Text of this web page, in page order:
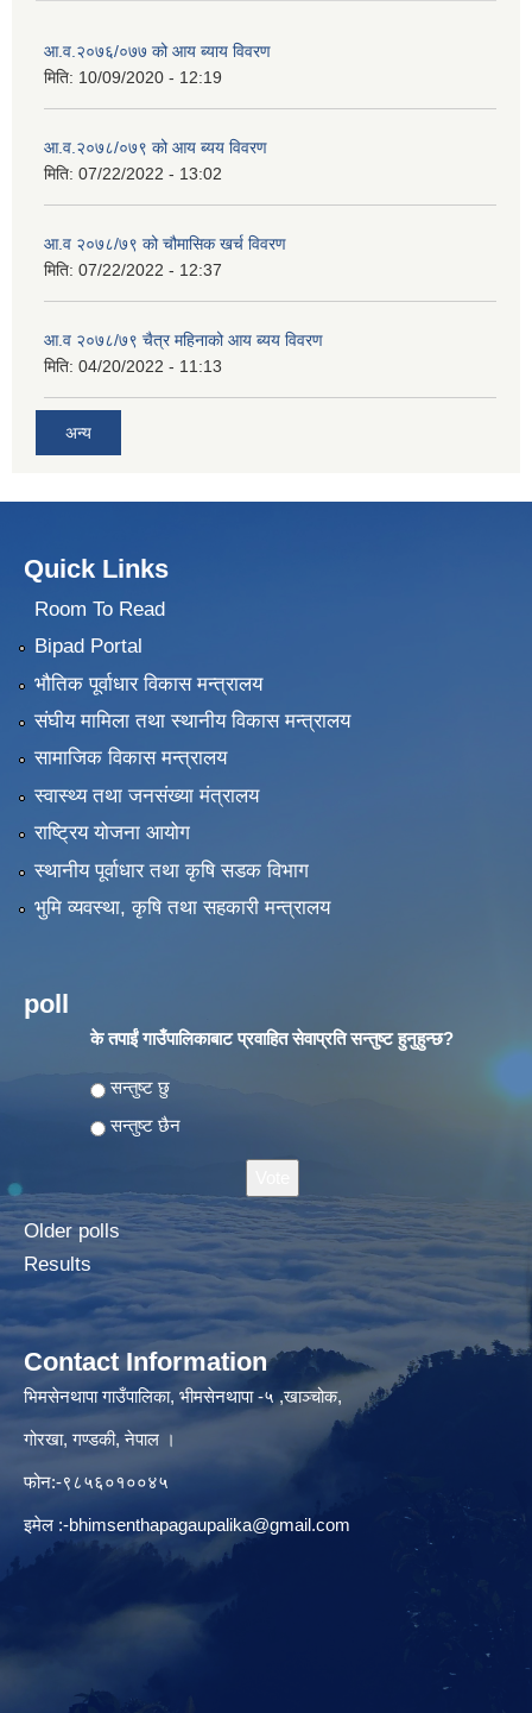
आ.व.२०७६/०७७ को आय ब्याय विवरण
मिति: 10/09/2020 - 12:19
आ.व.२०७८/०७९ को आय ब्यय विवरण
मिति: 07/22/2022 - 13:02
आ.व २०७८/७९ को चौमासिक खर्च विवरण
मिति: 07/22/2022 - 12:37
आ.व २०७८/७९ चैत्र महिनाको आय ब्यय विवरण
मिति: 04/20/2022 - 11:13
अन्य
Quick Links
Room To Read
Bipad Portal
भौतिक पूर्वाधार विकास मन्त्रालय
संघीय मामिला तथा स्थानीय विकास मन्त्रालय
सामाजिक विकास मन्त्रालय
स्वास्थ्य तथा जनसंख्या मंत्रालय
राष्ट्रिय योजना आयोग
स्थानीय पूर्वाधार तथा कृषि सडक विभाग
भुमि व्यवस्था, कृषि तथा सहकारी मन्त्रालय
poll
के तपाईं गाउँपालिकाबाट प्रवाहित सेवाप्रति सन्तुष्ट हुनुहुन्छ?
Choices
सन्तुष्ट छु
सन्तुष्ट छैन
Older polls
Results
Contact Information
भिमसेनथापा गाउँपालिका, भीमसेनथापा -५ ,खाञ्चोक,
गोरखा, गण्डकी, नेपाल ।
फोन:-९८५६०१००४५
इमेल :-bhimsenthapagaupalika@gmail.com